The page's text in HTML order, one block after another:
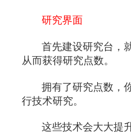
研究界面
首先建设研究台，
从而获得研究点数。
拥有了研究点数，
行技术研究。
这些技术会大大提